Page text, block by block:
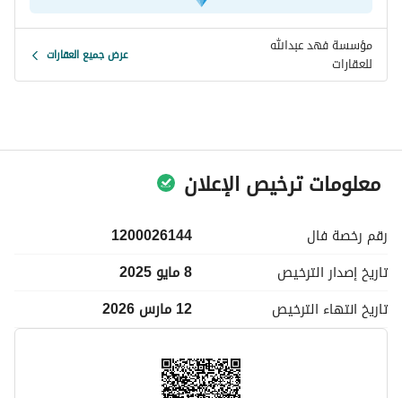
مؤسسة فهد عبدالله
للعقارات عرض جميع العقارات
معلومات ترخيص الإعلان
رقم رخصة فال
1200026144
تاريخ إصدار الترخيص
8 مايو 2025
تاريخ انتهاء الترخيص 12 مارس 2026